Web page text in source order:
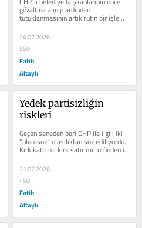
gözaltına alınıp ardından
tutuklanmasının artık rutin bir işlem
24.07.2026
550
Fatih
Altaylı
Yedek partisizliğin
riskleri
Geçen seneden beri CHP ile ilgili iki
“olumsuz” olasılıktan söz ediliyordu.
Kırk katır mı kırk satır mı türünden iki
21.07.2026
450
Fatih
Altaylı